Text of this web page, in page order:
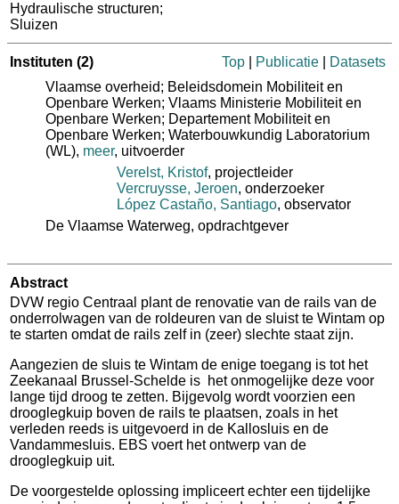
Hydraulische structuren;
Sluizen
Instituten (2) Top Publicatie
Datasets
Vlaamse overheid; Beleidsdomein Mobiliteit en
Openbare Werken; Vlaams Ministerie Mobiliteit en
Openbare Werken; Departement Mobiliteit en
Openbare Werken; Waterbouwkundig Laboratorium
(WL), meer, uitvoerder
Verelst, Kristof, projectleider
Vercruysse, Jeroen, onderzoeker
López Castaño, Santiago, observator
De Vlaamse Waterweg, opdrachtgever
Abstract
DVW regio Centraal plant de renovatie van de rails van de
onderrolwagen van de roldeuren van de sluist te Wintam op
te starten omdat de rails zelf in (zeer) slechte staat zijn.
Aangezien de sluis te Wintam de enige toegang is tot het
Zeekanaal Brussel-Schelde is het onmogelijke deze voor
lange tijd droog te zetten. Bijgevolg wordt voorzien een
drooglegkuip boven de rails te plaatsen, zoals in het
verleden reeds is uitgevoerd in de Kallosluis en de
Vandammesluis. EBS voert het ontwerp van de
drooglegkuip uit.
De voorgestelde oplossing impliceert echter een tijdelijke